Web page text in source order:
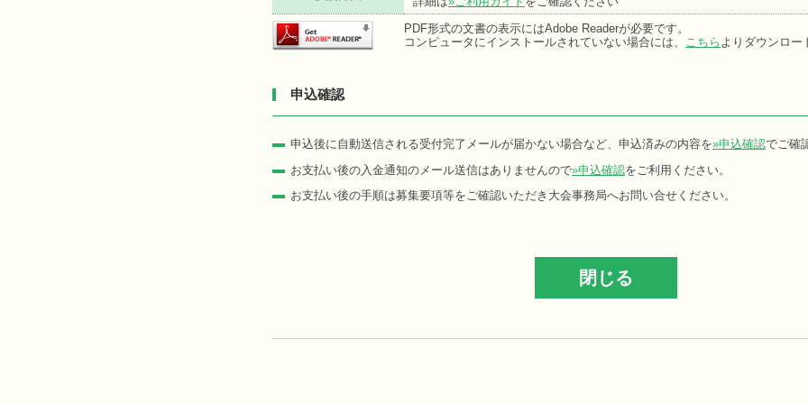
PDF形式の文書の表示にはAdobe Readerが必要です。
コンピュータにインストールされていない場合には、 こちら よりダウンロー
申込確認
申込後に自動送信される受付完了メールが届かない場合など、申込済みの内容を»申込確認でご確
お支払い後の入金通知のメール送信はありませんので»申込確認をご利用ください。
お支払い後の手順は募集要項等をご確認いただき大会事務局へお問い合せください。